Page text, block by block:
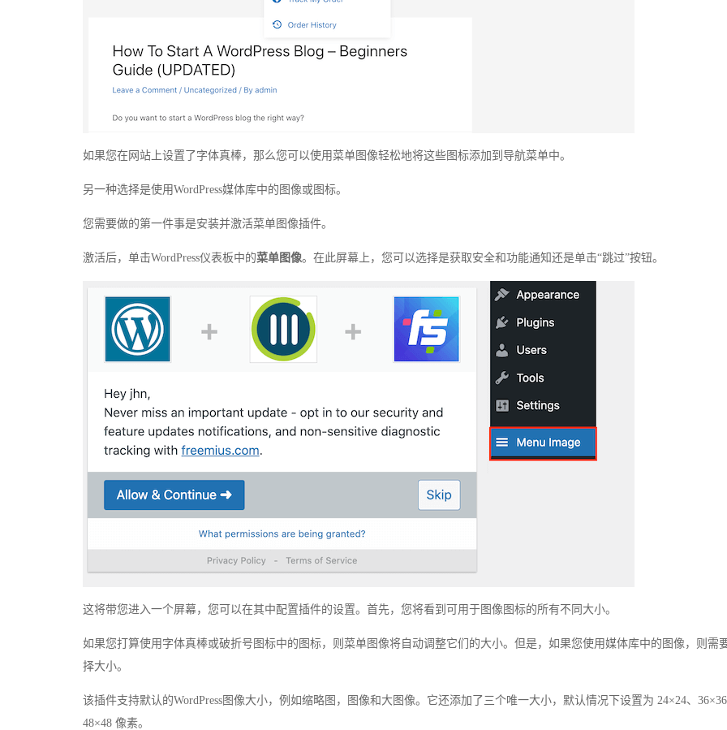
如果您在网站上设置了字体真棒，那么您可以使用菜单图像轻松地将这些图标添加到导航菜单中。
另一种选择是使用WordPress媒体库中的图像或图标。
您需要做的第一件事是安装并激活菜单图像插件。
激活后，单击WordPress仪表板中的菜单图像。在此屏幕上，您可以选择是获取安全和功能通知还是单击“跳过”按钮。
这将带您进入一个屏幕，您可以在其中配置插件的设置。首先，您将看到可用于图像图标的所有不同大小。
如果您打算使用字体真棒或破折号图标中的图标，则菜单图像将自动调整它们的大小。但是，如果您使用媒体库中的图像，则需
择大小。
该插件支持默认的WordPress图像大小，例如缩略图，图像和大图像。它还添加了三个唯一大小，默认情况下设置为 24×24、
48×48 像素。